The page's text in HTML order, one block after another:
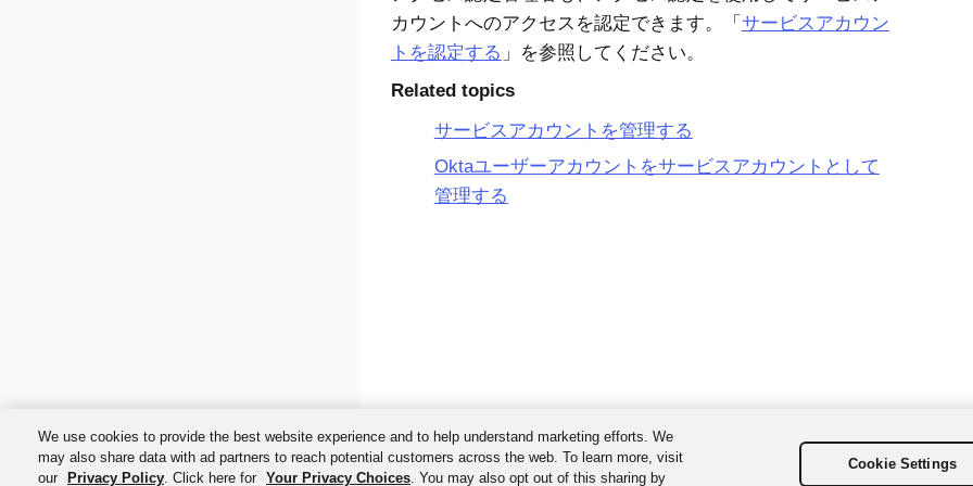
カウントへのアクセスを認定できます。「 サービスアカウン
トを認定する 」を参照してください。
Related topics
サービスアカウントを管理する
Oktaユーザーアカウントをサービスアカウントとして
管理する
We use cookies to provide the best website experience and to help understand marketing efforts. We
may also share data with ad partners to reach potential customers across the web. To learn more, visit
our
Privacy Policy. Click here for Your Privacy Choices. You may also opt out of this sharing by
Cookie Settings